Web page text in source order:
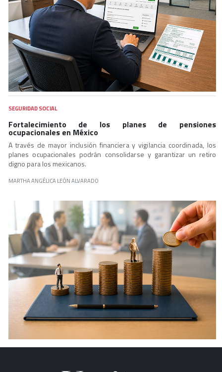
SEGURIDAD SOCIAL
Fortalecimiento de los planes de pensiones
ocupacionales en México
A través de mayor inclusión financiera y vigilancia coordinada, los
planes ocupacionales podrán consolidarse y garantizar un retiro
digno para los mexicanos.
MARTHA ANGÉLICA LEÓN ALVARADO